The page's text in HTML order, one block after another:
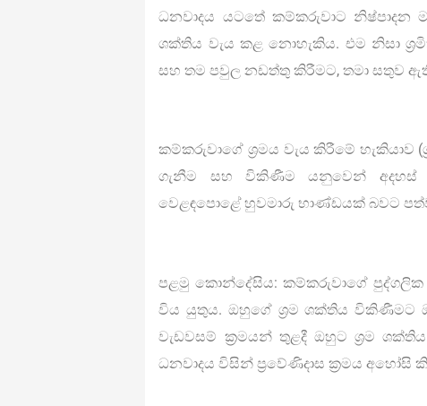
ධනවාදය යටතේ කම්කරුවාට නිෂ්පාදන
ශක්තිය වැය කළ නොහැකිය. එම නිසා
සහ තම පවුල නඩත්තු කිරීමට, තමා සතුව
කම්කරුවාගේ ශ්‍රමය වැය කිරීමේ හැකියාව
ගැනීම සහ විකිණීම යනුවෙන් අදහස්
වෙළඳපොළේ හුවමාරු භාණ්ඩයක් බවට
පළමු කොන්දේසිය: කම්කරුවාගේ පුද්ගලික
විය යුතුය. ඔහුගේ ශ්‍රම ශක්තිය විකිණීමට
වැඩවසම් ක්‍රමයන් තුළදී ඔහුට ශ්‍රම
ධනවාදය විසින් ප්‍රවේණිදාස ක්‍රමය